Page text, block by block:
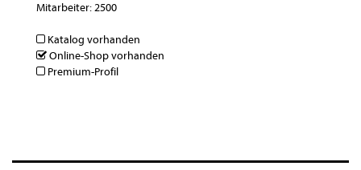
Mitarbeiter: 2500
Katalog vorhanden
Online-Shop vorhanden
Premium-Profil